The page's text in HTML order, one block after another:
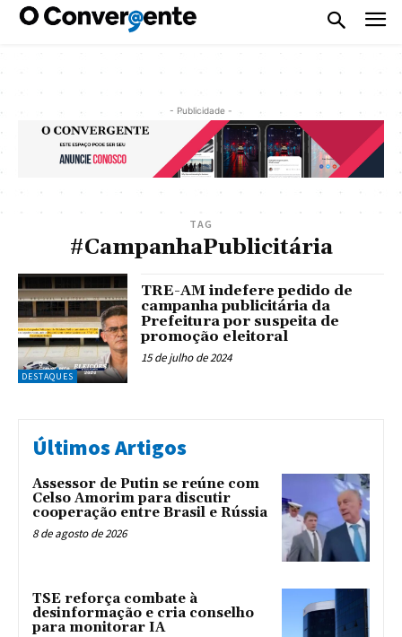
- Publicidade -
TAG
#CampanhaPublicitária
DESTAQUES
TRE-AM indefere pedido de
campanha publicitária da
Prefeitura por suspeita de
promoção eleitoral
15 de julho de 2024
Últimos Artigos
Assessor de Putin se reúne com
Celso Amorim para discutir
cooperação entre Brasil e Rússia
8 de agosto de 2026
TSE reforça combate à
desinformação e cria conselho
para monitorar IA